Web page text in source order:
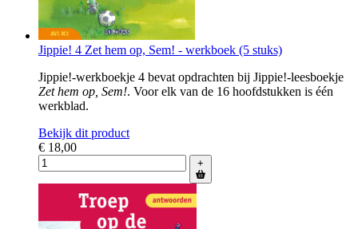
Jippie! 4 Zet hem op, Sem! - werkboek (5 stuks)
Jippie!-werkboekje 4 bevat opdrachten bij Jippie!-leesboekje
Zet hem op, Sem!. Voor elk van de 16 hoofdstukken is één
werkblad.
Bekijk dit product
€ 18,00
+